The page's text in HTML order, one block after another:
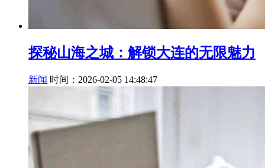
探秘山海之城：解锁大连的无限魅力
新闻 时间：2026-02-05 14:48:47